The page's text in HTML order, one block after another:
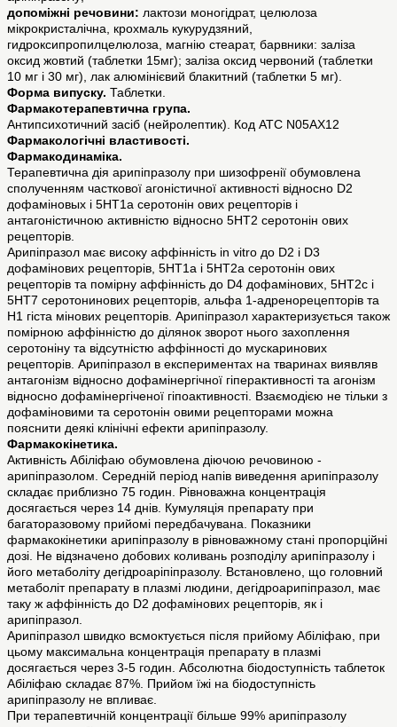
допоміжні речовини: лактози моногідрат, целюлоза
мікрокристалічна, крохмаль кукурудзяний,
гидроксипропилцелюлоза, магнію стеарат, барвники: заліза
оксид жовтий (таблетки 15мг); заліза оксид червоний (таблетки
10 мг і 30 мг), лак алюмінієвий блакитний (таблетки 5 мг).
Форма випуску. Таблетки.
Фармакотерапевтична група.
Антипсихотичний засіб (нейролептик). Код АТС N05AX12
Фармакологічні властивості.
Фармакодинаміка.
Терапевтична дія арипіпразолу при шизофренії обумовлена
сполученням часткової агоністичної активності відносно D2
дофаміновых і 5HT1a серотонін ових рецепторів і
антагоністичною активністю відносно 5HT2 серотонін ових
рецепторів.
Арипіпразол має високу аффінність in vitro до D2 і D3
дофамінових рецепторів, 5HT1a і 5HT2a серотонін ових
рецепторів та помірну аффінність до D4 дофамінових, 5HT2c і
5HT7 серотонинових рецепторів, альфа 1-адренорецепторів та
H1 гіста мінових рецепторів. Арипіпразол характеризується також
помірною аффінністю до ділянок зворот нього захоплення
серотоніну та відсутністю аффінності до мускаринових
рецепторів. Арипіпразол в експериментах на тваринах виявляв
антагонізм відносно дофамінергічної гіперактивності та агонізм
відносно дофамінергіченої гіпоактивності. Взаємодією не тільки з
дофаміновими та серотонін овими рецепторами можна
пояснити деякі клінічні ефекти арипіпразолу.
Фармакокінетика.
Активність Абіліфаю обумовлена діючою речовиною -
арипіпразолом. Середній період напів виведення арипіпразолу
складає приблизно 75 годин. Рівноважна концентрація
досягається через 14 днів. Кумуляція препарату при
багаторазовому прийомі передбачувана. Показники
фармакокінетики арипіпразолу в рівноважному стані пропорційні
дозі. Не відзначено добових коливань розподілу арипіпразолу і
його метаболіту дегідроаріпіпразолу. Встановлено, що головний
метаболіт препарату в плазмі людини, дегідроарипіпразол, має
таку ж аффінність до D2 дофамінових рецепторів, як і
арипіпразол.
Арипіпразол швидко всмоктується після прийому Абіліфаю, при
цьому максимальна концентрація препарату в плазмі
досягається через 3-5 годин. Абсолютна біодоступність таблеток
Абіліфаю складає 87%. Прийом їжі на біодоступність
арипіпразолу не впливає.
При терапевтичній концентрації більше 99% арипіпразолу